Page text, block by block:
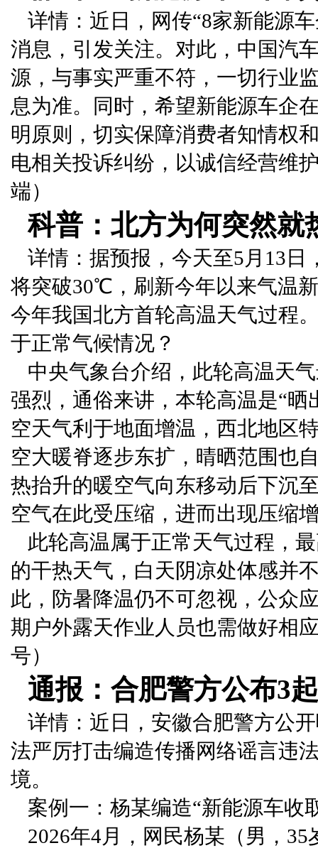
详情：近日，网传“8家新能源
消息，引发关注。对此，中国汽
源，与事实严重不符，一切行业
息为准。同时，希望新能源车企
明原则，切实保障消费者知情权
电相关投诉纠纷，以诚信经营维
端）
科普：北方为何突然就
详情：据预报，今天至5月13
将突破30℃，刷新今年以来气温
今年我国北方首轮高温天气过程
于正常气候情况？
中央气象台介绍，此轮高温天
强烈，通俗来讲，本轮高温是“
空天气利于地面增温，西北地区
空大暖脊逐步东扩，晴晒范围也
热抬升的暖空气向东移动后下沉
空气在此受压缩，进而出现压缩
此轮高温属于正常天气过程，
的干热天气，白天阴凉处体感并
此，防暑降温仍不可忽视，公众
期户外露天作业人员也需做好相
号）
通报：合肥警方公布3
详情：近日，安徽合肥警方公
法严厉打击编造传播网络谣言违
境。
案例一：杨某编造“新能源车收
2026年4月，网民杨某（男，